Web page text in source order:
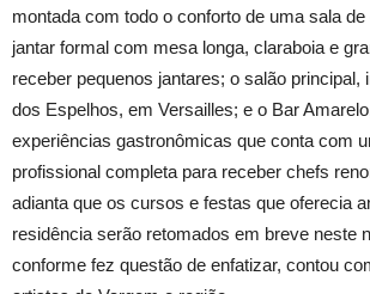
montada com todo o conforto de uma sala
jantar formal com mesa longa, claraboia e
receber pequenos jantares; o salão principal,
dos Espelhos, em Versailles; e o Bar
experiências gastronômicas que conta com
profissional completa para receber chefs
adianta que os cursos e festas que oferecia
residência serão retomados em breve neste
conforme fez questão de enfatizar, contou